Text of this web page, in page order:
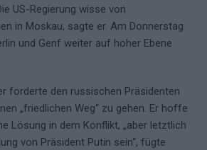
US-Regierung wisse von
in Moskau, sagte er. Am Donnerstag
und Genf weiter auf hoher Ebene
forderte den russischen Präsidenten
„friedlichen Weg“ zu gehen. Er hoffe
Lösung in dem Konflikt, „aber letztlich
von Präsident Putin sein“, fügte